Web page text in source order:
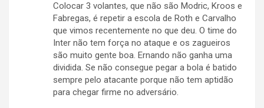
Colocar 3 volantes, que não são Modric, Kroos e
Fabregas, é repetir a escola de Roth e Carvalho
que vimos recentemente no que deu. O time do
Inter não tem força no ataque e os zagueiros
são muito gente boa. Ernando não ganha uma
dividida. Se não consegue pegar a bola é batido
sempre pelo atacante porque não tem aptidão
para chegar firme no adversário.